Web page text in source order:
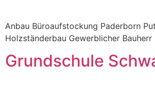
Anbau Büroaufstockung Paderborn
Holzständerbau Gewerblicher Bauherr
Grundschule